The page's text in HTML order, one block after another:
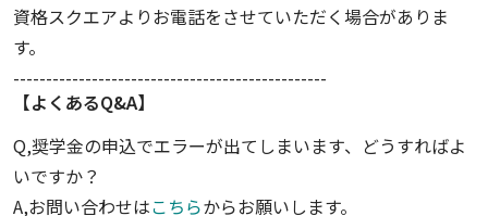
資格スクエアよりお電話をさせていただく場合がありま
す。
------------------------------------------------
【よくあるQ&A】
Q,奨学金の申込でエラーが出てしまいます、どうすればよ
いですか？
A,お問い合わせはこちらからお願いします。